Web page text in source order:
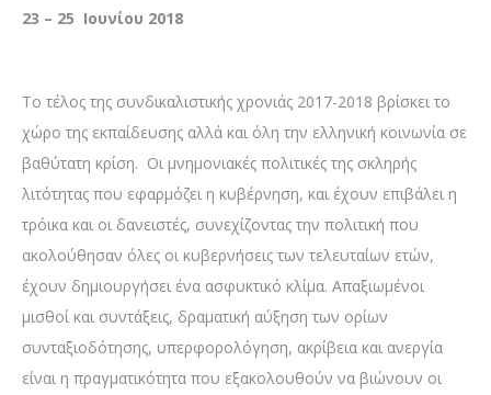
23 – 25 Ιουνίου 2018
Το τέλος της συνδικαλιστικής χρονιάς 2017-2018 βρίσκει το
χώρο της εκπαίδευσης αλλά και όλη την ελληνική κοινωνία σε
βαθύτατη κρίση. Οι μνημονιακές πολιτικές της σκληρής
λιτότητας που εφαρμόζει η κυβέρνηση, και έχουν επιβάλει η
τρόικα και οι δανειστές, συνεχίζοντας την πολιτική που
ακολούθησαν όλες οι κυβερνήσεις των τελευταίων ετών,
έχουν δημιουργήσει ένα ασφυκτικό κλίμα. Απαξιωμένοι
μισθοί και συντάξεις, δραματική αύξηση των ορίων
συνταξιοδότησης, υπερφορολόγηση, ακρίβεια και ανεργία
είναι η πραγματικότητα που εξακολουθούν να βιώνουν οι